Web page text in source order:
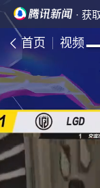
· 获
首页 视频